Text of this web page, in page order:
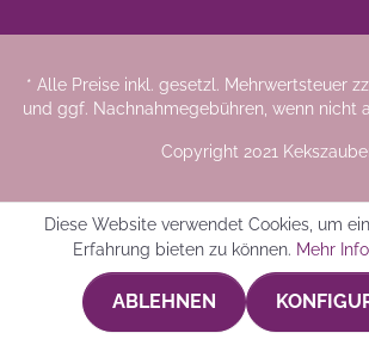
* Alle Preise inkl. gesetzl. Mehrwertsteuer
und ggf. Nachnahmegebühren, wenn nicht
Copyright 2021
Diese Website verwendet Cookies, um
Erfahrung bieten zu können. Mehr
ABLEHNEN